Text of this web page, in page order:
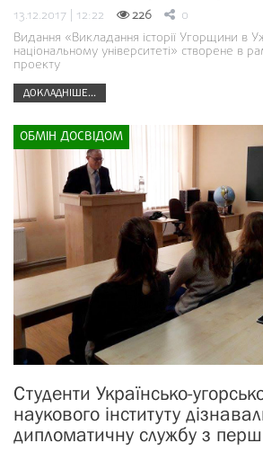
13.12.2017 | 12:22 226 0
Видання «Викладання історії Угорщини в
національному університеті» створене в
проекту
ДОКЛАДНІШЕ...
ОБМІН ДОСВІДОМ
Студенти Українсько-
наукового інституту
дипломатичну службу з